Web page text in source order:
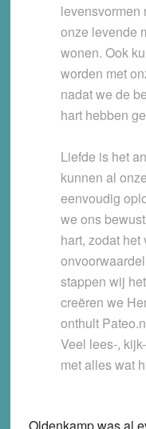
levensvormen
onze levende
wonen. Ook
worden met
nadat we de
hart hebben
Liefde is het
kunnen al
eenvoudig
we ons
hart, zodat het
stappen wij
creëren we
onthult
Veel lees-,
met alles wat
Oldenkamp was al